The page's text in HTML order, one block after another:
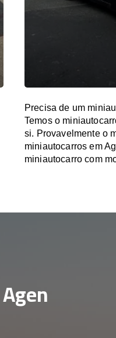
Precisa de um
Temos o
si. Provavelmente o
miniautocarros em
miniautocarro com